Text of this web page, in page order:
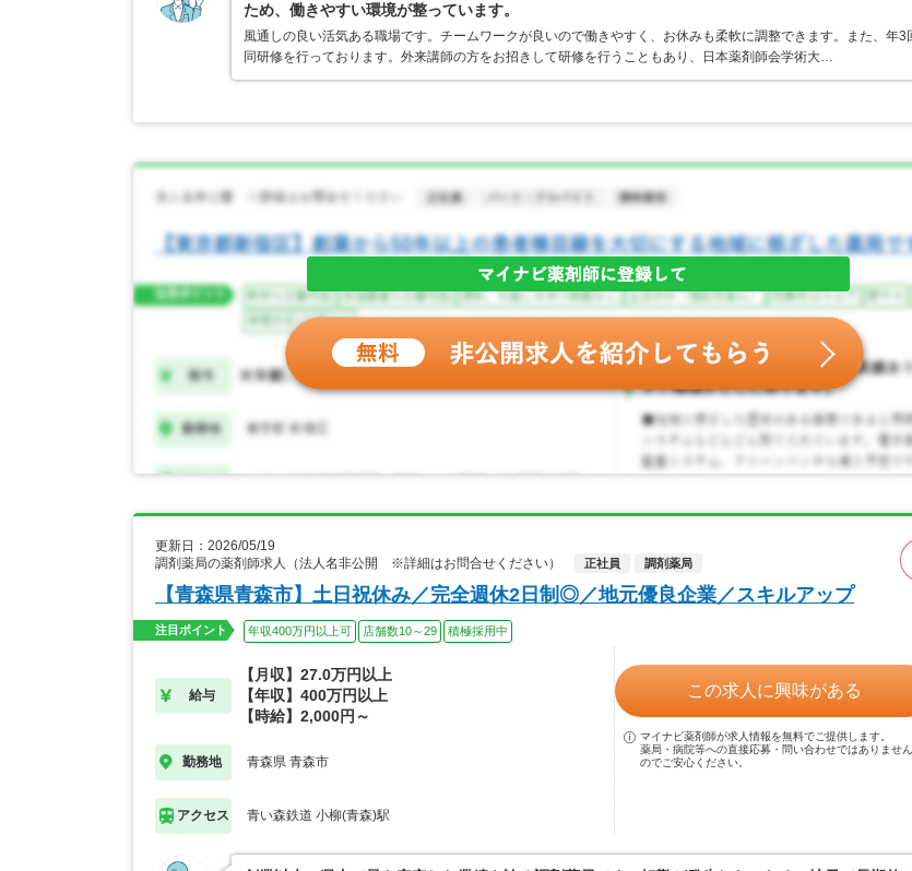
ため、働きやすい環境が整っています。
風通しの良い活気ある職場です。チームワークが良いので働きやすく、お休みも柔軟に調整できます。また、年3
同研修を行っております。外来講師の方をお招きして研修を行うこともあり、日本薬剤師会学術大…
更新日：2026/05/19
調剤薬局の薬剤師求人（法人名非公開 ※詳細はお問合せください）
正社員 調剤薬局
【青森県青森市】土日祝休み／完全週休2日制◎／地元優良企業／スキルアップ
注目ポイント 年収400万円以上可 店舗数10～29 積極採用中
給与
【月収】27.0万円以上
【年収】400万円以上
【時給】2,000円～
勤務地 青森県 青森市
アクセス 青い森鉄道 小柳(青森)駅
この求人に興味がある
マイナビ薬剤師が求人情報を無料でご提供します。
薬局・病院等への直接応募・問い合わせではありません
のでご安心ください。